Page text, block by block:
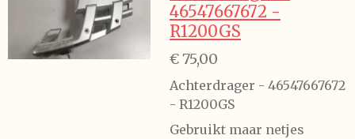
46547667672 -
R1200GS
€ 75,00
Achterdrager - 46547667672
- R1200GS
Gebruikt maar netjes